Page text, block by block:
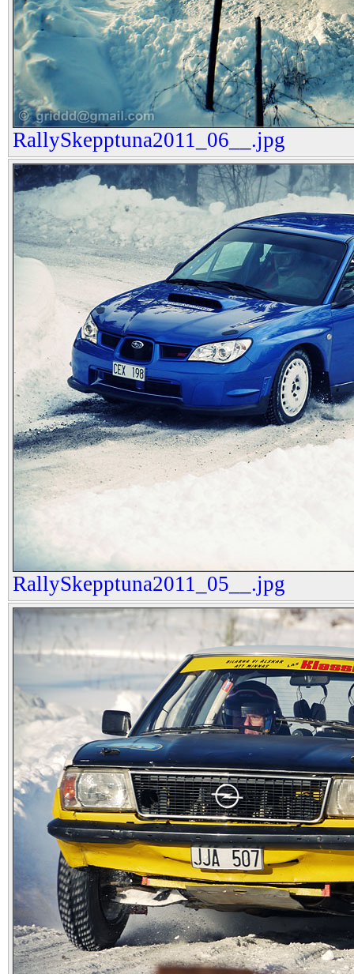
RallySkepptuna2011_06__.jpg
RallySkepptuna2011_05__.jpg